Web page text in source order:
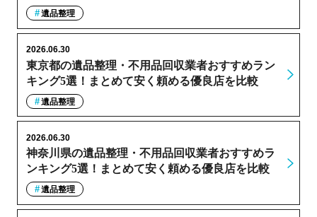
遺品整理
東京都の遺品整理・不用品回収業者おすすめラン
キング5選！まとめて安く頼める優良店を比較
2026.06.30
遺品整理
神奈川県の遺品整理・不用品回収業者おすすめラ
ンキング5選！まとめて安く頼める優良店を比較
2026.06.30
遺品整理